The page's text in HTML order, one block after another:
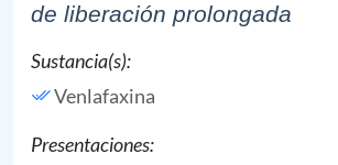
de liberación prolongada
Sustancia(s):
Venlafaxina
Presentaciones: